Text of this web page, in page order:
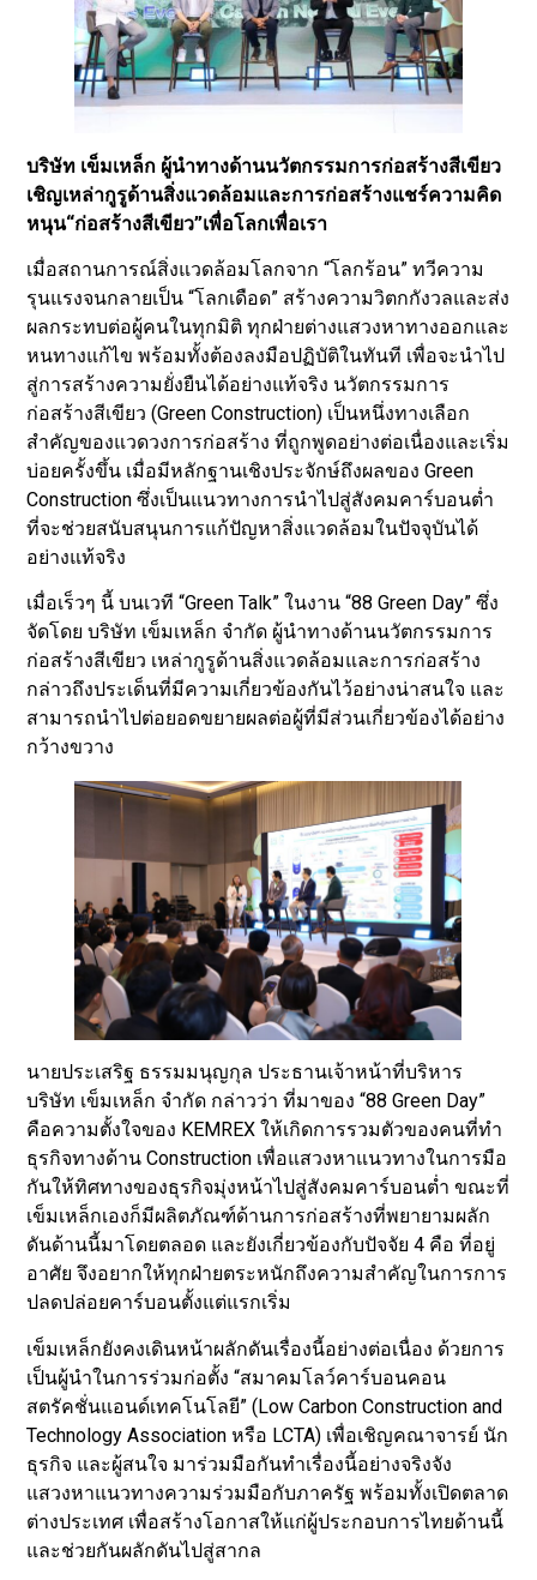
บริษัท เข็มเหล็ก ผู้นำทางด้านนวัตกรรมการก่อสร้างสีเขียว
เชิญเหล่ากูรูด้านสิ่งแวดล้อมและการก่อสร้างแชร์ความคิด
หนุน“ก่อสร้างสีเขียว”เพื่อโลกเพื่อเรา
เมื่อสถานการณ์สิ่งแวดล้อมโลกจาก “โลกร้อน” ทวีความ
รุนแรงจนกลายเป็น “โลกเดือด” สร้างความวิตกกังวลและส่ง
ผลกระทบต่อผู้คนในทุกมิติ ทุกฝ่ายต่างแสวงหาทางออกและ
หนทางแก้ไข พร้อมทั้งต้องลงมือปฏิบัติในทันที เพื่อจะนำไป
สู่การสร้างความยั่งยืนได้อย่างแท้จริง นวัตกรรมการ
ก่อสร้างสีเขียว (Green Construction) เป็นหนึ่งทางเลือก
สำคัญของแวดวงการก่อสร้าง ที่ถูกพูดอย่างต่อเนื่องและเริ่ม
บ่อยครั้งขึ้น เมื่อมีหลักฐานเชิงประจักษ์ถึงผลของ Green
Construction ซึ่งเป็นแนวทางการนำไปสู่สังคมคาร์บอนต่ำ
ที่จะช่วยสนับสนุนการแก้ปัญหาสิ่งแวดล้อมในปัจจุบันได้
อย่างแท้จริง
เมื่อเร็วๆ นี้ บนเวที “Green Talk” ในงาน “88 Green Day” ซึ่ง
จัดโดย บริษัท เข็มเหล็ก จํากัด ผู้นำทางด้านนวัตกรรมการ
ก่อสร้างสีเขียว เหล่ากูรูด้านสิ่งแวดล้อมและการก่อสร้าง
กล่าวถึงประเด็นที่มีความเกี่ยวข้องกันไว้อย่างน่าสนใจ และ
สามารถนำไปต่อยอดขยายผลต่อผู้ที่มีส่วนเกี่ยวข้องได้อย่าง
กว้างขวาง
นายประเสริฐ ธรรมมนุญกุล ประธานเจ้าหน้าที่บริหาร
บริษัท เข็มเหล็ก จำกัด กล่าวว่า ที่มาของ “88 Green Day”
คือความตั้งใจของ KEMREX ให้เกิดการรวมตัวของคนที่ทํา
ธุรกิจทางด้าน Construction เพื่อแสวงหาแนวทางในการมือ
กันให้ทิศทางของธุรกิจมุ่งหน้าไปสู่สังคมคาร์บอนต่ำ ขณะที่
เข็มเหล็กเองก็มีผลิตภัณฑ์ด้านการก่อสร้างที่พยายามผลัก
ดันด้านนี้มาโดยตลอด และยังเกี่ยวข้องกับปัจจัย 4 คือ ที่อยู่
อาศัย จึงอยากให้ทุกฝ่ายตระหนักถึงความสำคัญในการการ
ปลดปล่อยคาร์บอนตั้งแต่แรกเริ่ม
เข็มเหล็กยังคงเดินหน้าผลักดันเรื่องนี้อย่างต่อเนื่อง ด้วยการ
เป็นผู้นำในการร่วมก่อตั้ง “สมาคมโลว์คาร์บอนคอน
สตรัคชั่นแอนด์เทคโนโลยี” (Low Carbon Construction and
Technology Association หรือ LCTA) เพื่อเชิญคณาจารย์ นัก
ธุรกิจ และผู้สนใจ มาร่วมมือกันทำเรื่องนี้อย่างจริงจัง
แสวงหาแนวทางความร่วมมือกับภาครัฐ พร้อมทั้งเปิดตลาด
ต่างประเทศ เพื่อสร้างโอกาสให้แก่ผู้ประกอบการไทยด้านนี้
และช่วยกันผลักดันไปสู่สากล